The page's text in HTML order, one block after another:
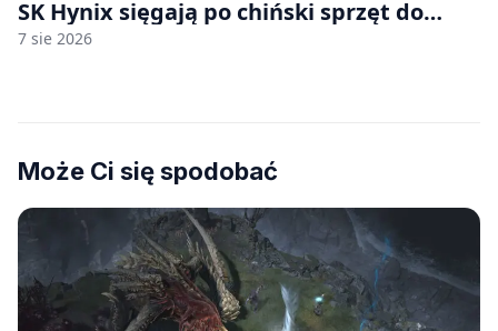
SK Hynix sięgają po chiński sprzęt do
fabryk chipów
7 sie 2026
Może Ci się spodobać